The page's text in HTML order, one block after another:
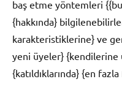
baş etme yöntemleri
{hakkında}
karakteristiklerine} ve
yeni üyeler} {kendilerine
{katıldıklarında} {en